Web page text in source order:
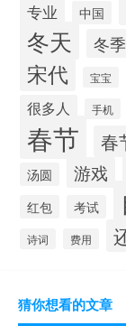
专业 中国
冬天 冬季
宋代 宝宝
很多人 手机
春节 春
汤圆 游戏
红包 考试
诗词 费用
猜你想看的文章